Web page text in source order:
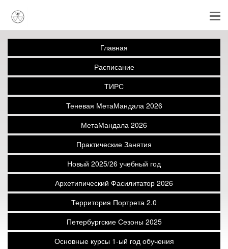
Главная
Расписание
ТИРС
Теневая МетаМандала 2026
МетаМандала 2026
Практические Занятия
Новый 2025/26 учебный год
Архетипический Фасилитатор 2026
Территория Портрета 2.0
Петербургские Сезоны 2025
Основные курсы 1-ый год обучения